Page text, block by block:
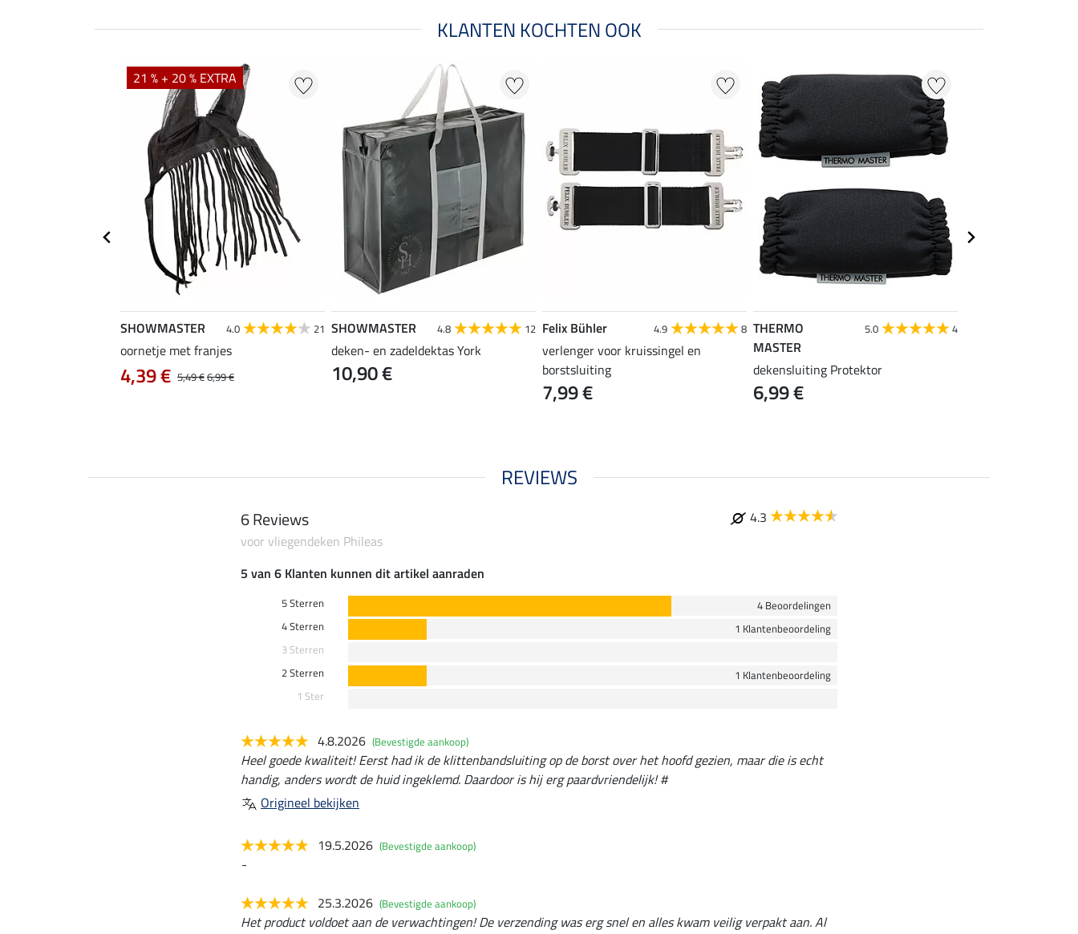
KLANTEN KOCHTEN OOK
21 % + 20 % EXTRA
SHOWMASTER 4.0 21
oornetje met franjes
5,49 €6,99 €
4,39 €
SHOWMASTER 4.8 12
deken- en zadeldektas York
10,90 €
Felix Bühler 4.9 8
verlenger voor kruissingel en
borstsluiting
7,99 €
THERMO
MASTER
5.0 4
dekensluiting Protektor
6,99 €
REVIEWS
6 Reviews
4.3
voor vliegendeken Phileas
5 van 6 Klanten kunnen dit artikel aanraden
5 Sterren
4 Beoordelingen
4 Sterren
1 Klantenbeoordeling
3 Sterren
2 Sterren
1 Klantenbeoordeling
1 Ster
4.8.2026 (Bevestigde aankoop)
Heel goede kwaliteit! Eerst had ik de klittenbandsluiting op de borst over het hoofd gezien, maar die is echt
handig, anders wordt de huid ingeklemd. Daardoor is hij erg paardvriendelijk! #
Origineel bekijken
19.5.2026 (Bevestigde aankoop)
-
25.3.2026 (Bevestigde aankoop)
Het product voldoet aan de verwachtingen! De verzending was erg snel en alles kwam veilig verpakt aan. Al